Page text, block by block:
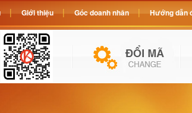
Giới thiệu Góc doanh nhân Hướng dẫn